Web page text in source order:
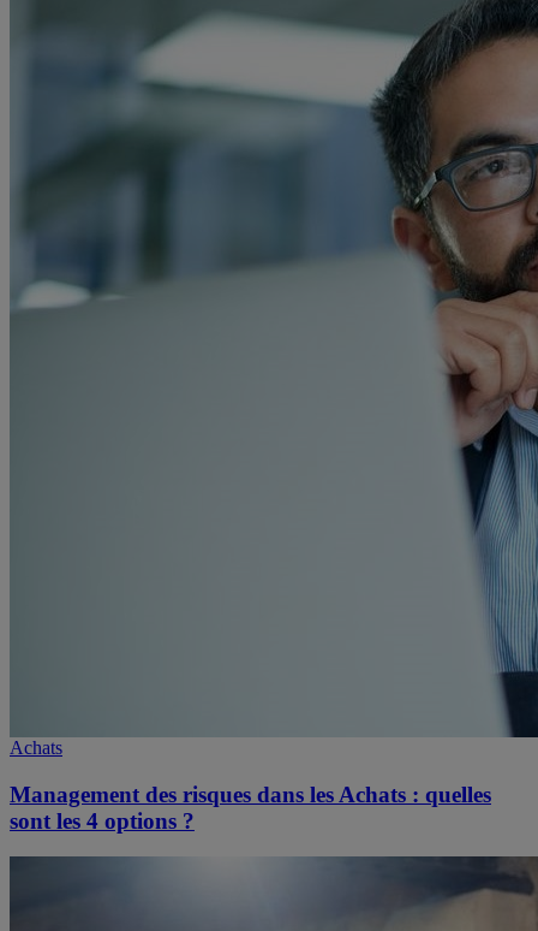
Achats
Management des risques dans les Achats : quelles
sont les 4 options ?